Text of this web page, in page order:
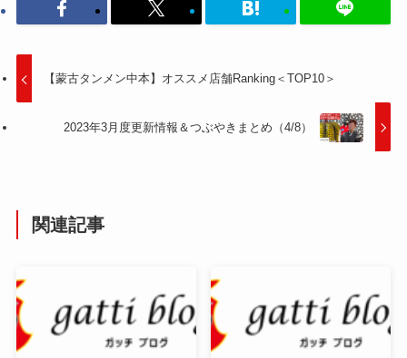
【蒙古タンメン中本】オススメ店舗Ranking＜TOP10＞
2023年3月度更新情報＆つぶやきまとめ（4/8）
関連記事